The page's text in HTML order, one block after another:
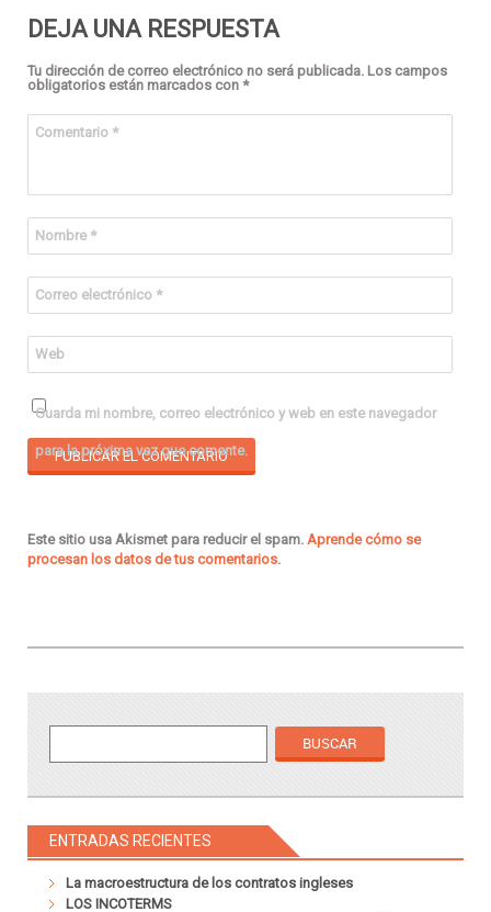
DEJA UNA RESPUESTA
Tu dirección de correo electrónico no será publicada. Los campos
obligatorios están marcados con *
Comentario *
Nombre *
Correo electrónico *
Web
Guarda mi nombre, correo electrónico y web en este navegador
para la próxima vez que comente.
Este sitio usa Akismet para reducir el spam. Aprende cómo se
procesan los datos de tus comentarios.
ENTRADAS RECIENTES
La macroestructura de los contratos ingleses
LOS INCOTERMS